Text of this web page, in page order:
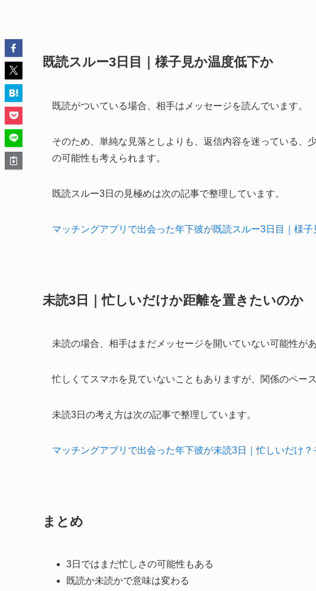
既読スルー3日目｜様子見か温度低下か
既読がついている場合、相手はメッセージを読んでいます。
そのため、単純な見落としよりも、返信内容を迷っている、
の可能性も考えられます。
既読スルー3日の見極めは次の記事で整理しています。
マッチングアプリで出会った年下彼が既読スルー3日目｜様
未読3日｜忙しいだけか距離を置きたいのか
未読の場合、相手はまだメッセージを開いていない可能性があ
忙しくてスマホを見ていないこともありますが、関係のペー
未読3日の考え方は次の記事で整理しています。
マッチングアプリで出会った年下彼が未読3日｜忙しいだけ？
まとめ
3日ではまだ忙しさの可能性もある
既読か未読かで意味は変わる